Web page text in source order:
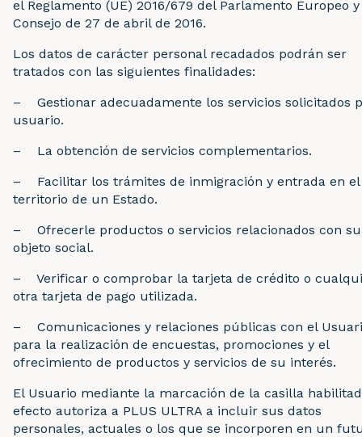
el Reglamento (UE) 2016/679 del Parlamento Europeo
Consejo de 27 de abril de 2016.
Los datos de carácter personal recadados podrán ser
tratados con las siguientes finalidades:
– Gestionar adecuadamente los servicios solicitados
usuario.
– La obtención de servicios complementarios.
– Facilitar los trámites de inmigración y entrada en el
territorio de un Estado.
– Ofrecerle productos o servicios relacionados con su
objeto social.
– Verificar o comprobar la tarjeta de crédito o
otra tarjeta de pago utilizada.
– Comunicaciones y relaciones públicas con el
para la realización de encuestas, promociones y el
ofrecimiento de productos y servicios de su interés.
El Usuario mediante la marcación de la casilla
efecto autoriza a PLUS ULTRA a incluir sus datos
personales, actuales o los que se incorporen en un